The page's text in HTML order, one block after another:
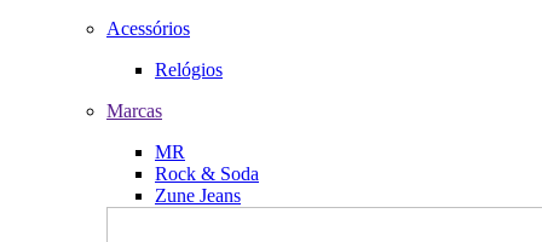
Acessórios
Relógios
Marcas
MR
Rock & Soda
Zune Jeans